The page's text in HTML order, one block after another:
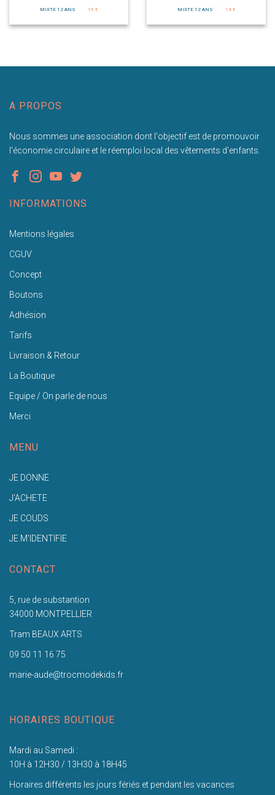
MIXTE 12 ANS
15 €
MIXTE 12 ANS
14 €
A PROPOS
Nous sommes une association dont l'objectif est de promouvoir
l'économie circulaire et le réemploi local des vêtements d'enfants.
INFORMATIONS
Mentions légales
CGUV
Concept
Boutons
Adhésion
Tarifs
Livraison & Retour
La Boutique
Equipe / On parle de nous
Merci
MENU
JE DONNE
J'ACHETE
JE COUDS
JE M'IDENTIFIE
CONTACT
5, rue de substantion
34000 MONTPELLIER
Tram BEAUX ARTS
09 50 11 16 75
marie-aude@trocmodekids.fr
HORAIRES BOUTIQUE
Mardi au Samedi :
10H à 12H30 / 13H30 à 18H45
Horaires différents les jours fériés et pendant les vacances